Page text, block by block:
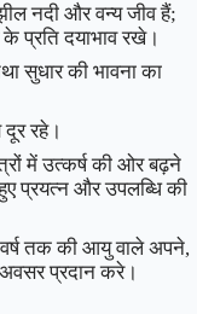
नदी और वन्य जीव हैं;
प्रति दयाभाव रखे।
सुधार की भावना का
दूर रहे।
में उत्कर्ष की ओर बढ़ने
प्रयत्न और उपलब्धि की
वर्ष तक की आयु वाले अपने,
अवसर प्रदान करे।